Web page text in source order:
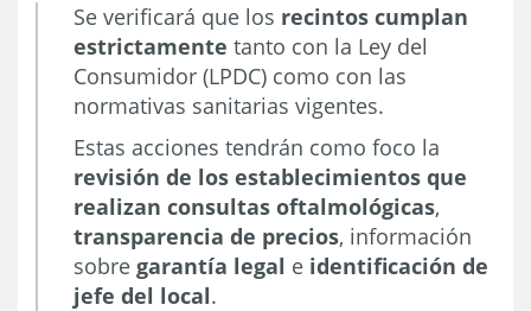
Se verificará que los recintos cumplan
estrictamente tanto con la Ley del
Consumidor (LPDC) como con las
normativas sanitarias vigentes.
Estas acciones tendrán como foco la
revisión de los establecimientos que
realizan consultas oftalmológicas,
transparencia de precios, información
sobre garantía legal e identificación de
jefe del local.